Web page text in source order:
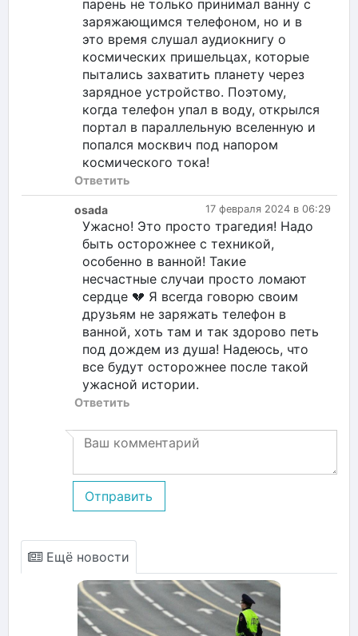
парень не только принимал ванну с
заряжающимся телефоном, но и в
это время слушал аудиокнигу о
космических пришельцах, которые
пытались захватить планету через
зарядное устройство. Поэтому,
когда телефон упал в воду, открылся
портал в параллельную вселенную и
попался москвич под напором
космического тока!
Ответить
17 февраля 2024 в 06:29
osada
Ужасно! Это просто трагедия! Надо
быть осторожнее с техникой,
особенно в ванной! Такие
несчастные случаи просто ломают
сердце 💔 Я всегда говорю своим
друзьям не заряжать телефон в
ванной, хоть там и так здорово петь
под дождем из душа! Надеюсь, что
все будут осторожнее после такой
ужасной истории.
Ответить
Отправить
Ещё новости